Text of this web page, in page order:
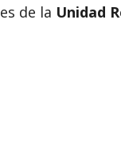
de la Unidad